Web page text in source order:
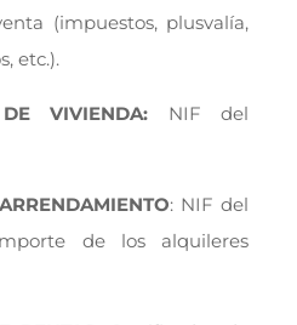
(impuestos, plusvalía,
etc.).
VIVIENDA: NIF del
: NIF del
de los alquileres